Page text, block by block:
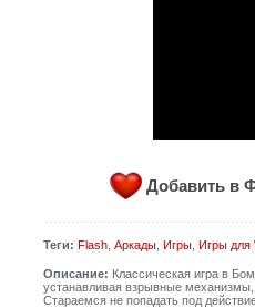
Добавить в
Теги: Flash, Аркады, Игры, Игры для
Описание: Классическая игра в
устанавливая взрывные
Стараемся не попадать под